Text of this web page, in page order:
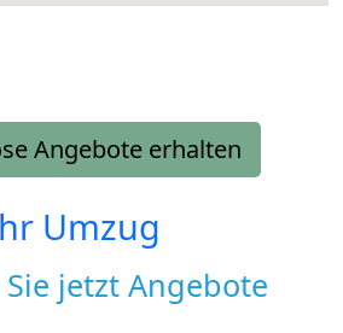
Angebote erhalten
Umzug
jetzt Angebote